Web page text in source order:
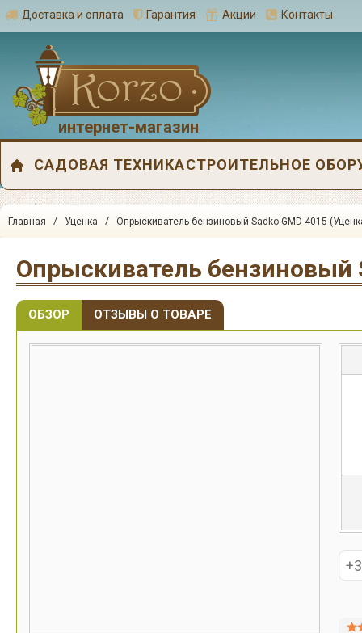
Доставка и оплата Гарантия Акции Контакты
интернет-магазин
САДОВАЯ ТЕХНИКАСТРОИТЕЛЬНОЕ
Главная / Уценка / Опрыскиватель бензиновый Sadko GMD-4015
ОБЗОР ОТЗЫВЫ О ТОВАРЕ